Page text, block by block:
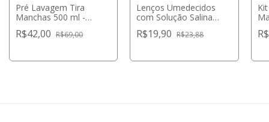
Pré Lavagem Tira
Manchas 500 ml -
R$42,00 R$69,00
Lenços Umedecidos
com Solução Salina
Unidades - LikLuc
R$19,90 R$23,88